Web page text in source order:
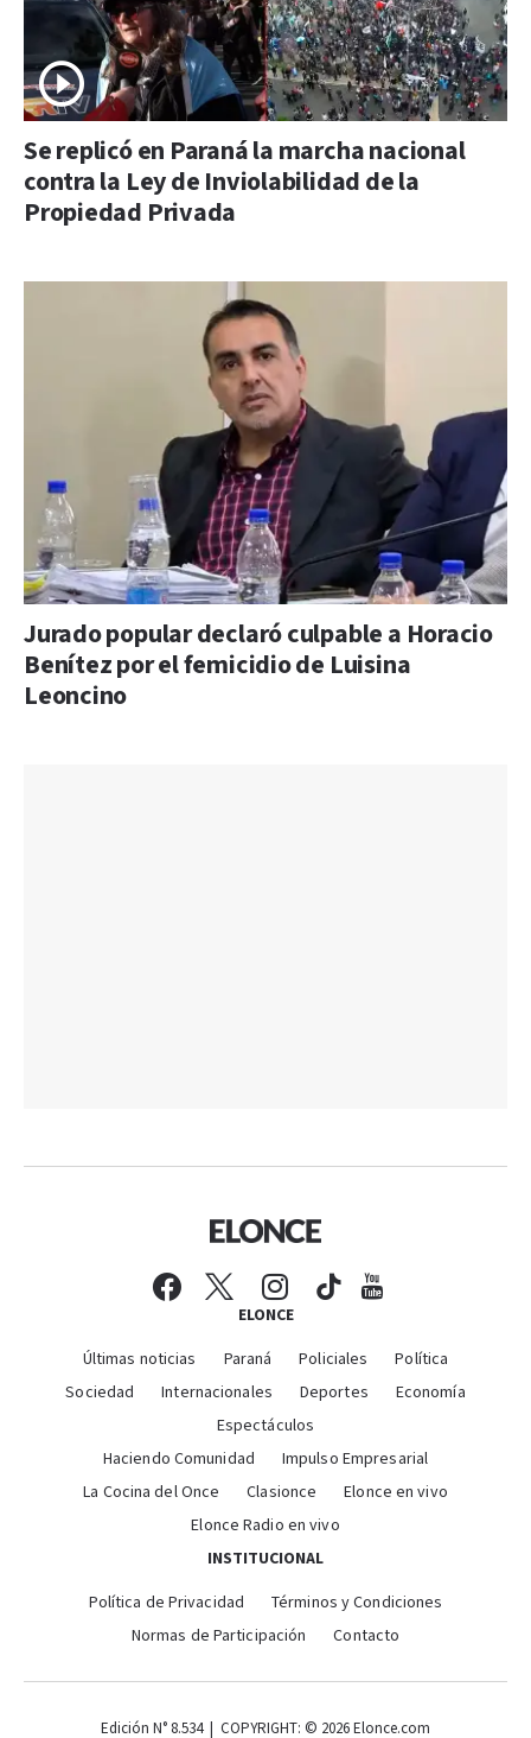
Se replicó en Paraná la marcha nacional
contra la Ley de Inviolabilidad de la
Propiedad Privada
Jurado popular declaró culpable a Horacio
Benítez por el femicidio de Luisina
Leoncino
ELONCE
Últimas noticias Paraná Policiales
Política
Sociedad
Internacionales Deportes
Economía
Espectáculos
Haciendo Comunidad
Impulso Empresarial
La Cocina del Once
Clasionce
Elonce en vivo
Elonce Radio en vivo
INSTITUCIONAL
Política de Privacidad
Términos y Condiciones
Normas de Participación
Contacto
Edición N° 8.534 | COPYRIGHT: © 2026 Elonce.com